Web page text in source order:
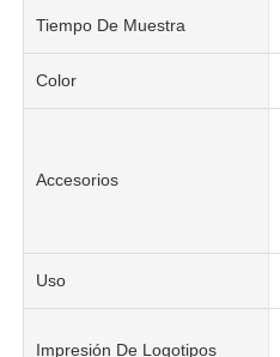
Tiempo De Muestra
Color
Accesorios
Uso
Impresión De Logotipos